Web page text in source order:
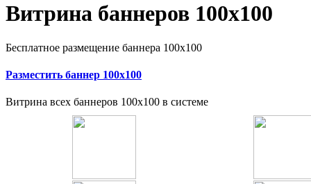
Витрина баннеров 100x100
Бесплатное размещение баннера 100x100
Разместить баннер 100x100
Витрина всех баннеров 100x100 в системе